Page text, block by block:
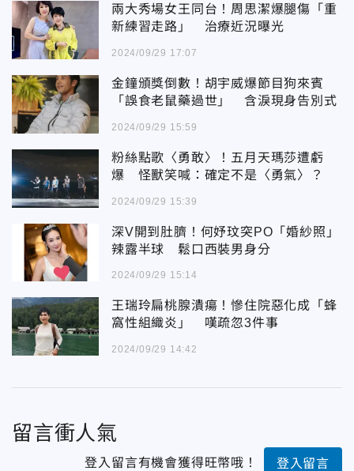
兩大秀場女王同台！周思潔爆腿傷「重
新練習走路」 治療近況曝光
2024/09/29 17:07
金鐘頒獎倒數！胡宇威爆節目狗來賓
「誤食老鼠藥過世」 含淚現身告別式
2024/09/29 15:59
粉絲點歌〈勇敢〉！五月天瑪莎遭虧
爆 怪獸笑喊：確定不是〈勇氣〉？
2024/09/29 15:39
深V開到肚臍！何妤玟突PO「婚紗照」
辣露半球 鬆口西裝男身分
2024/09/29 15:14
王瑞玲扁桃腺潰瘍！慘住院惡化成「蜂
窩性組織炎」 嘆疏忽3件事
2024/09/29 14:42
留言衝人氣
登入留言有機會獲得旺幣哦！ 登入留言